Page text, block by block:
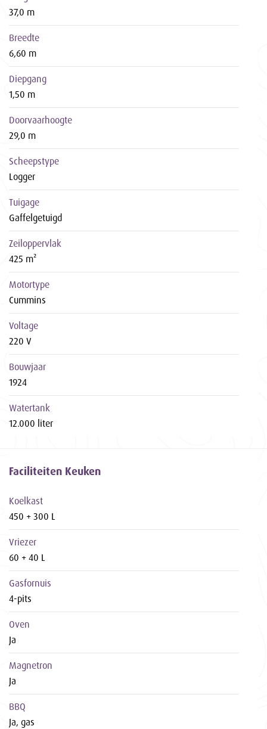
37,0 m
Breedte
6,60 m
Diepgang
1,50 m
Doorvaarhoogte
29,0 m
Scheepstype
Logger
Tuigage
Gaffelgetuigd
Zeiloppervlak
425 m²
Motortype
Cummins
Voltage
220 V
Bouwjaar
1924
Watertank
12.000 liter
Faciliteiten Keuken
Koelkast
450 + 300 L
Vriezer
60 + 40 L
Gasfornuis
4-pits
Oven
Ja
Magnetron
Ja
BBQ
Ja, gas